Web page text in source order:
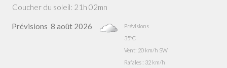
Coucher du soleil: 21h 02mn
Prévisions 8 août 2026
Prévisions
35°C
Vent: 20 km/h SW
Rafales : 32 km/h